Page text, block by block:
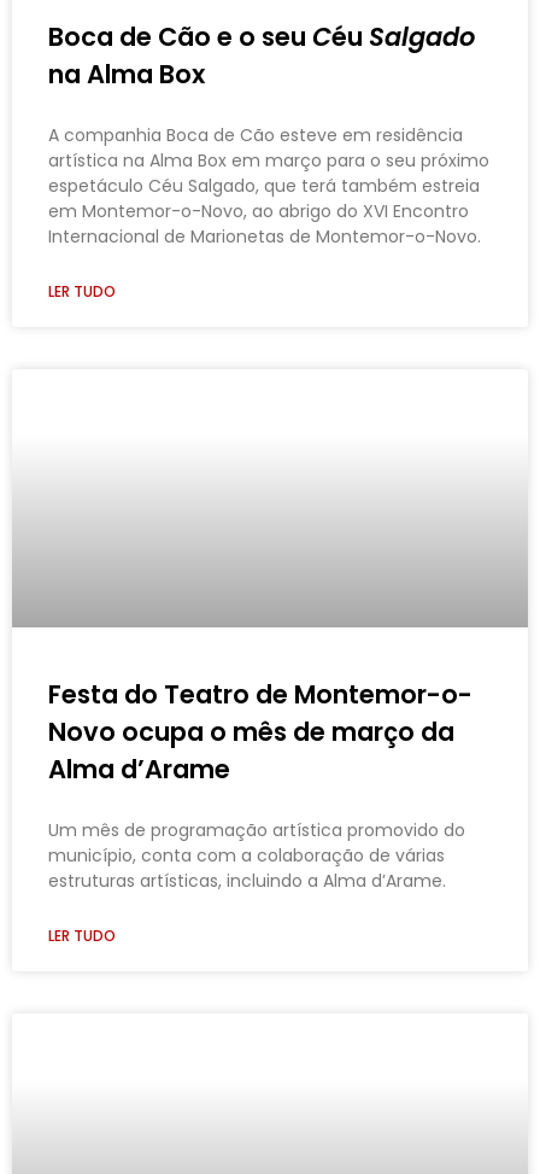
Boca de Cão e o seu Céu Salgado
na Alma Box
A companhia Boca de Cão esteve em residência
artística na Alma Box em março para o seu próximo
espetáculo Céu Salgado, que terá também estreia
em Montemor-o-Novo, ao abrigo do XVI Encontro
Internacional de Marionetas de Montemor-o-Novo.
LER TUDO
Festa do Teatro de Montemor-o-
Novo ocupa o mês de março da
Alma d’Arame
Um mês de programação artística promovido do
município, conta com a colaboração de várias
estruturas artísticas, incluindo a Alma d’Arame.
LER TUDO